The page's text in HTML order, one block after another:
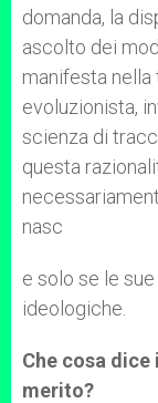
domanda, la
ascolto dei
manifesta nella
evoluzionista,
scienza di
questa
nasc
e solo se le
ideologiche.
Che cosa
merito?